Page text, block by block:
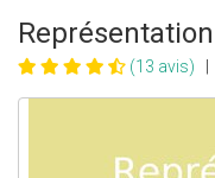
(13 avis)